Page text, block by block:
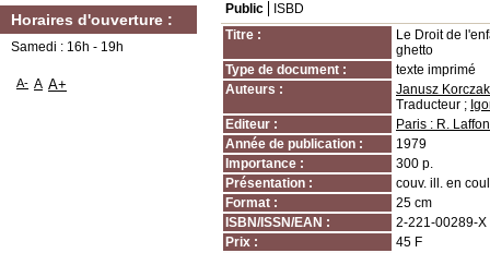
Public
ISBD
Titre :
Le Droit de
ghetto
Type de document :
texte imprimé
Auteurs :
Janusz Korczak
Traducteur ;
Editeur :
Paris : R.
Année de publication :
1979
Importance :
300 p.
Présentation :
couv. ill. en
Format :
25 cm
ISBN/ISSN/EAN :
2-221-00289-X
Prix :
45 F
Horaires d'ouverture :
Samedi : 16h - 19h
A- A A+